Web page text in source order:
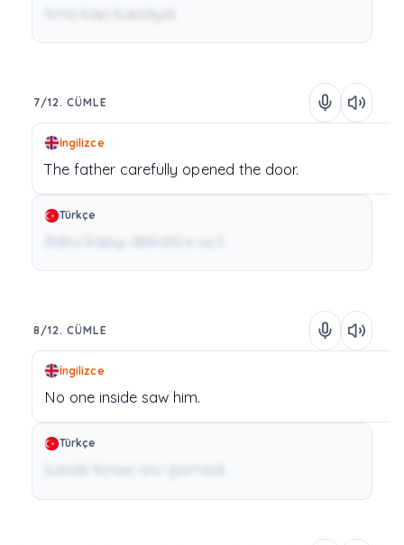
Ama kapı kapalıydı.
7/12. CÜMLE
İngilizce
The father carefully opened the door.
Türkçe
Baba kapıyı dikkatlice açtı.
8/12. CÜMLE
İngilizce
No one inside saw him.
Türkçe